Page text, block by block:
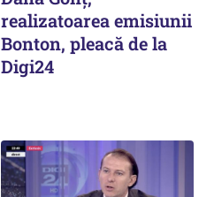
realizatoarea emisiunii
Bonton, pleacă de la
Digi24